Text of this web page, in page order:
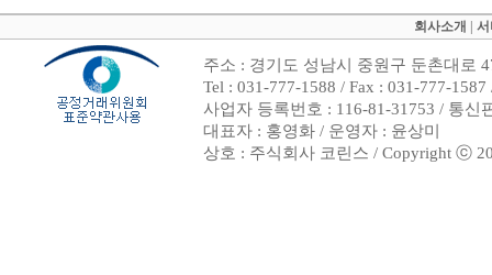
회사소개
주소 : 경기도 성남시 중원구 둔촌대로
Tel : 031-777-1588 / Fax : 031-777-
사업자 등록번호 : 116-81-31753 / 통신
대표자 : 홍영화 / 운영자 : 윤상미
상호 : 주식회사 코린스 / Copyright ⓒ